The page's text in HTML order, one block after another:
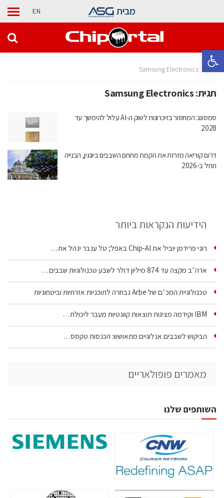
פתח סרגל נגישות
מבית EN
בית Samsung Electronics
תגית:Samsung Electronics
סמסונג: המחסור בזיכרונות לשוק ה-AI עלול להימשך עד
2028
דרום קוריאה מזרזת את הקמת מתחם השבבים ביונגין, הבנייה
תחל ב-2026
הידיעות הנקראות ביותר
רוני פרידמן יוביל את Chip‑AI באפל; טל ענבר ינהל את…
ארה״ב מקצה עד 874 מיליון דולר לשבע טכנולוגיות שבבים…
טכנולוגיית המכ״ם של Arbe נבחרה לתוכניות אזרחיות וביטחוניות
IBM וקידמה מציגות תוצאות קוונטיות מעבר ליכולת…
הביקוש לשבבים אנלוגיים מתאושש: הכנסות טקסס…
מאמרים פופולאריים
השותפים שלנו